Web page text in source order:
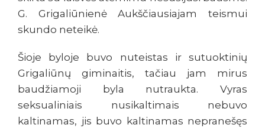
G. Grigaliūnienė Aukščiausiajam teismui
skundo neteikė.
Šioje byloje buvo nuteistas ir sutuoktinių
Grigaliūnų giminaitis, tačiau jam mirus
baudžiamoji byla nutraukta. Vyras
seksualiniais nusikaltimais nebuvo
kaltinamas, jis buvo kaltinamas nepranešęs